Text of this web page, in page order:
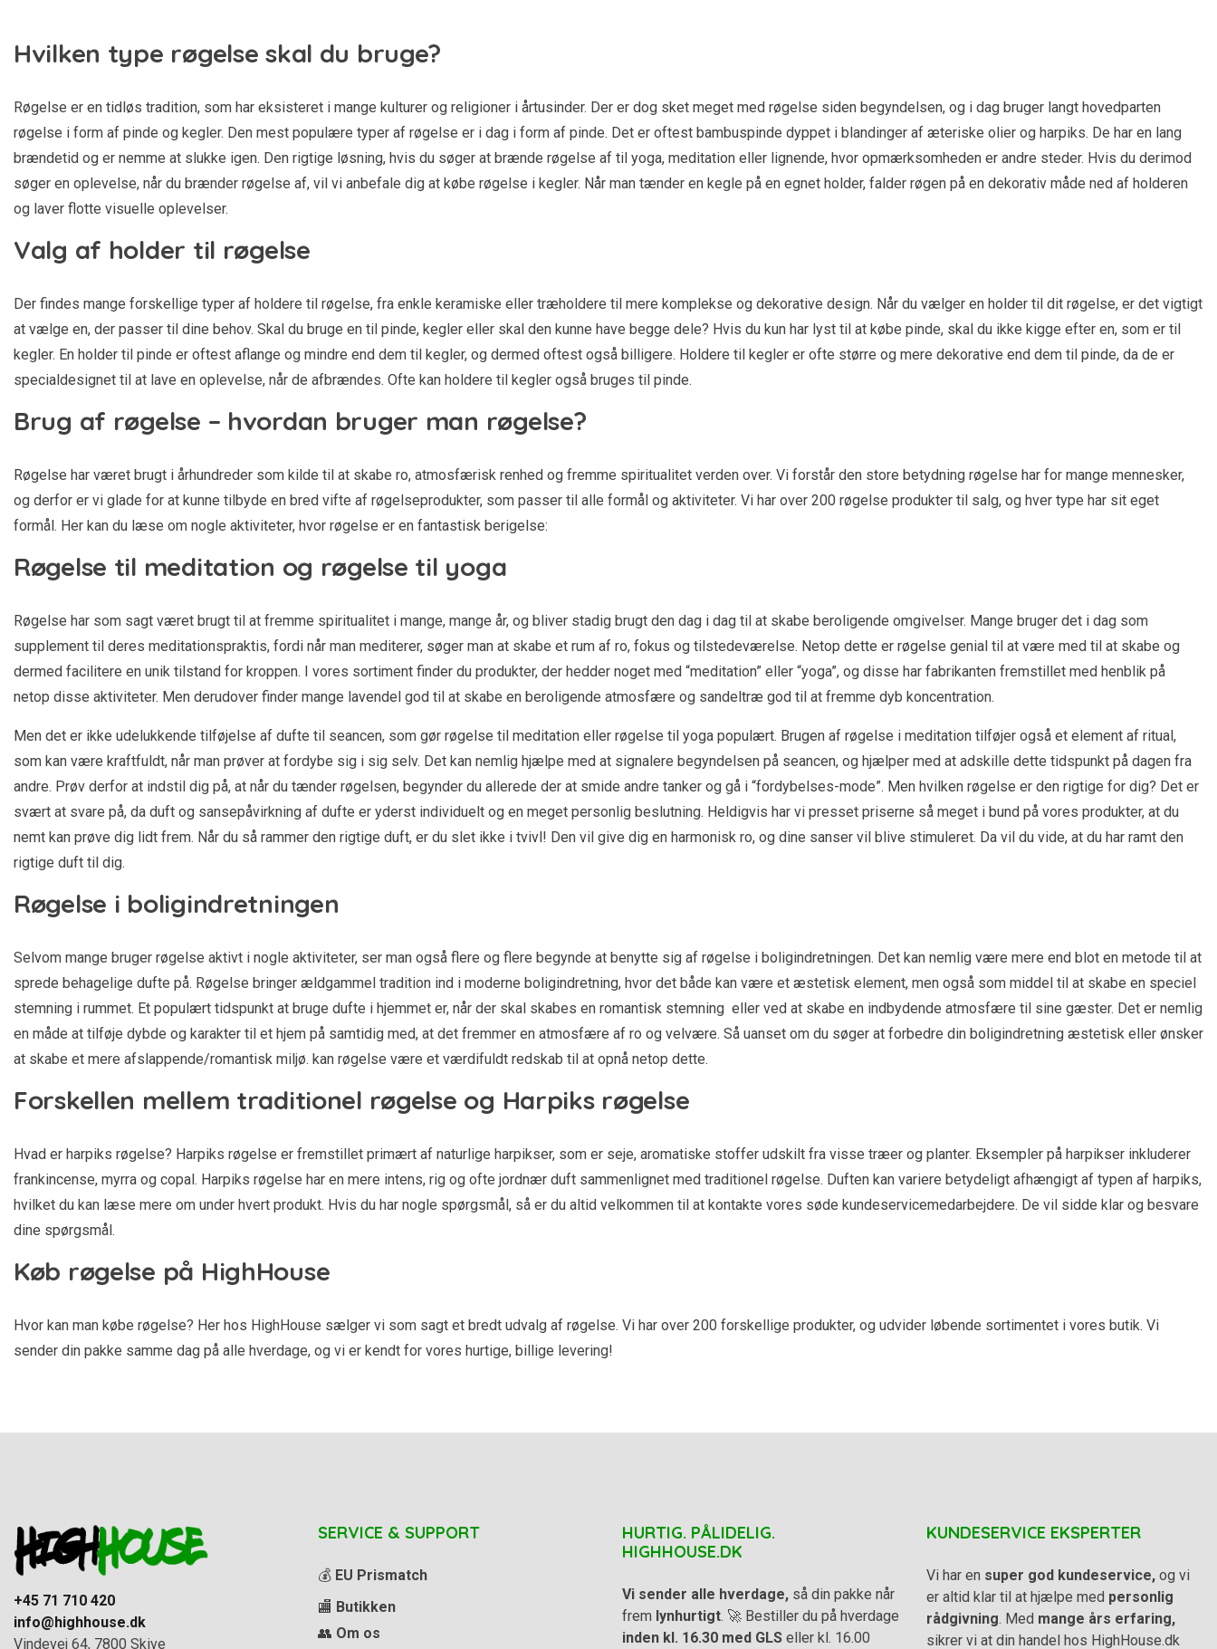
Hvilken type røgelse skal du bruge?
Røgelse er en tidløs tradition, som har eksisteret i mange kulturer og religioner i årtusinder. Der er dog sket meget med røgelse siden begyndelsen, og i dag bruger langt hovedparten
røgelse i form af pinde og kegler. Den mest populære typer af røgelse er i dag i form af pinde. Det er oftest bambuspinde dyppet i blandinger af æteriske olier og harpiks. De har en lang
brændetid og er nemme at slukke igen. Den rigtige løsning, hvis du søger at brænde røgelse af til yoga, meditation eller lignende, hvor opmærksomheden er andre steder. Hvis du derimod
søger en oplevelse, når du brænder røgelse af, vil vi anbefale dig at købe røgelse i kegler. Når man tænder en kegle på en egnet holder, falder røgen på en dekorativ måde ned af holderen
og laver flotte visuelle oplevelser.
Valg af holder til røgelse
Der findes mange forskellige typer af holdere til røgelse, fra enkle keramiske eller træholdere til mere komplekse og dekorative design. Når du vælger en holder til dit røgelse, er det vigtigt
at vælge en, der passer til dine behov. Skal du bruge en til pinde, kegler eller skal den kunne have begge dele? Hvis du kun har lyst til at købe pinde, skal du ikke kigge efter en, som er til
kegler. En holder til pinde er oftest aflange og mindre end dem til kegler, og dermed oftest også billigere. Holdere til kegler er ofte større og mere dekorative end dem til pinde, da de er
specialdesignet til at lave en oplevelse, når de afbrændes. Ofte kan holdere til kegler også bruges til pinde.
Brug af røgelse – hvordan bruger man røgelse?
Røgelse har været brugt i århundreder som kilde til at skabe ro, atmosfærisk renhed og fremme spiritualitet verden over. Vi forstår den store betydning røgelse har for mange mennesker,
og derfor er vi glade for at kunne tilbyde en bred vifte af røgelseprodukter, som passer til alle formål og aktiviteter. Vi har over 200 røgelse produkter til salg, og hver type har sit eget
formål. Her kan du læse om nogle aktiviteter, hvor røgelse er en fantastisk berigelse:
Røgelse til meditation og røgelse til yoga
Røgelse har som sagt været brugt til at fremme spiritualitet i mange, mange år, og bliver stadig brugt den dag i dag til at skabe beroligende omgivelser. Mange bruger det i dag som
supplement til deres meditationspraktis, fordi når man mediterer, søger man at skabe et rum af ro, fokus og tilstedeværelse. Netop dette er røgelse genial til at være med til at skabe og
dermed facilitere en unik tilstand for kroppen. I vores sortiment finder du produkter, der hedder noget med “meditation” eller “yoga”, og disse har fabrikanten fremstillet med henblik på
netop disse aktiviteter. Men derudover finder mange lavendel god til at skabe en beroligende atmosfære og sandeltræ god til at fremme dyb koncentration.
Men det er ikke udelukkende tilføjelse af dufte til seancen, som gør røgelse til meditation eller røgelse til yoga populært. Brugen af røgelse i meditation tilføjer også et element af ritual,
som kan være kraftfuldt, når man prøver at fordybe sig i sig selv. Det kan nemlig hjælpe med at signalere begyndelsen på seancen, og hjælper med at adskille dette tidspunkt på dagen fra
andre. Prøv derfor at indstil dig på, at når du tænder røgelsen, begynder du allerede der at smide andre tanker og gå i “fordybelses-mode”. Men hvilken røgelse er den rigtige for dig? Det er
svært at svare på, da duft og sansepåvirkning af dufte er yderst individuelt og en meget personlig beslutning. Heldigvis har vi presset priserne så meget i bund på vores produkter, at du
nemt kan prøve dig lidt frem. Når du så rammer den rigtige duft, er du slet ikke i tvivl! Den vil give dig en harmonisk ro, og dine sanser vil blive stimuleret. Da vil du vide, at du har ramt den
rigtige duft til dig.
Røgelse i boligindretningen
Selvom mange bruger røgelse aktivt i nogle aktiviteter, ser man også flere og flere begynde at benytte sig af røgelse i boligindretningen. Det kan nemlig være mere end blot en metode til at
sprede behagelige dufte på. Røgelse bringer ældgammel tradition ind i moderne boligindretning, hvor det både kan være et æstetisk element, men også som middel til at skabe en speciel
stemning i rummet. Et populært tidspunkt at bruge dufte i hjemmet er, når der skal skabes en romantisk stemning eller ved at skabe en indbydende atmosfære til sine gæster. Det er nemlig
en måde at tilføje dybde og karakter til et hjem på samtidig med, at det fremmer en atmosfære af ro og velvære. Så uanset om du søger at forbedre din boligindretning æstetisk eller ønsker
at skabe et mere afslappende/romantisk miljø. kan røgelse være et værdifuldt redskab til at opnå netop dette.
Forskellen mellem traditionel røgelse og Harpiks røgelse
Hvad er harpiks røgelse? Harpiks røgelse er fremstillet primært af naturlige harpikser, som er seje, aromatiske stoffer udskilt fra visse træer og planter. Eksempler på harpikser inkluderer
frankincense, myrra og copal. Harpiks røgelse har en mere intens, rig og ofte jordnær duft sammenlignet med traditionel røgelse. Duften kan variere betydeligt afhængigt af typen af harpiks,
hvilket du kan læse mere om under hvert produkt. Hvis du har nogle spørgsmål, så er du altid velkommen til at kontakte vores søde kundeservicemedarbejdere. De vil sidde klar og besvare
dine spørgsmål.
Køb røgelse på HighHouse
Hvor kan man købe røgelse? Her hos HighHouse sælger vi som sagt et bredt udvalg af røgelse. Vi har over 200 forskellige produkter, og udvider løbende sortimentet i vores butik. Vi
sender din pakke samme dag på alle hverdage, og vi er kendt for vores hurtige, billige levering!
+45 71 710 420
info@highhouse.dk
Vindevej 64, 7800 Skive
SERVICE & SUPPORT
💰 EU Prismatch
🏬 Butikken
👥 Om os
HURTIG. PÅLIDELIG.
HIGHHOUSE.DK
Vi sender alle hverdage, så din pakke når
frem lynhurtigt . 🚀 Bestiller du på hverdage
inden kl. 16.30 med GLS eller kl. 16.00
KUNDESERVICE EKSPERTER
Vi har en super god kundeservice, og vi
er altid klar til at hjælpe med personlig
rådgivning . Med mange års erfaring,
sikrer vi at din handel hos HighHouse.dk